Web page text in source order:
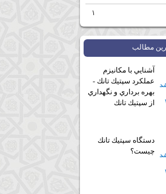
۱
مطالب
آشنايي با مكانيزم
عملكرد سپتيك تانك -
بهره برداري و نگهداري
از سپتيك تانك
دستگاه سپتيك تانك
چيست؟